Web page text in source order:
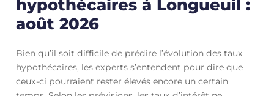
hypothécaires à Longueuil :
août 2026
Bien qu’il soit difficile de prédire l’évolution des taux
hypothécaires, les experts s’entendent pour dire que
ceux-ci pourraient rester élevés encore un certain